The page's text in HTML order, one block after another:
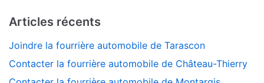
Articles récents
Joindre la fourrière automobile de Tarascon
Contacter la fourrière automobile de Château-Thierry